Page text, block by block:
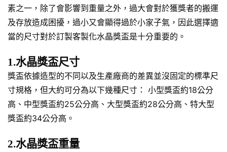
素之一，除了會影響到重量之外，過大會對於獲獎者的搬運
及存放造成困擾，過小又會顯得過於小家子氣，因此選擇適
當的尺寸對於訂製客製化水晶獎盃是十分重要的。
1.水晶獎盃尺寸
獎盃依據造型的不同以及生產廠商的差異並沒固定的標準尺
寸規格，但大約可分為以下幾種尺寸： 小型獎盃約18公分
高、中型獎盃約25公分高、大型獎盃約28公分高、特大型
獎盃約34公分高。
2.水晶獎盃重量